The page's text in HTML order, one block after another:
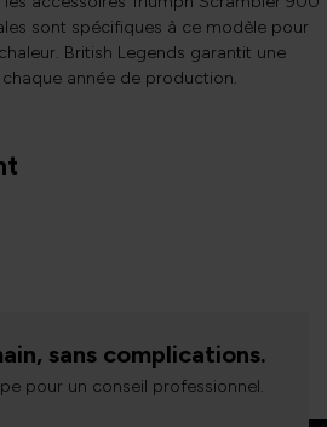
sont spécifiques à ce modèle pour
British Legends garantit une
année de production.
sans complications.
pour un conseil professionnel.